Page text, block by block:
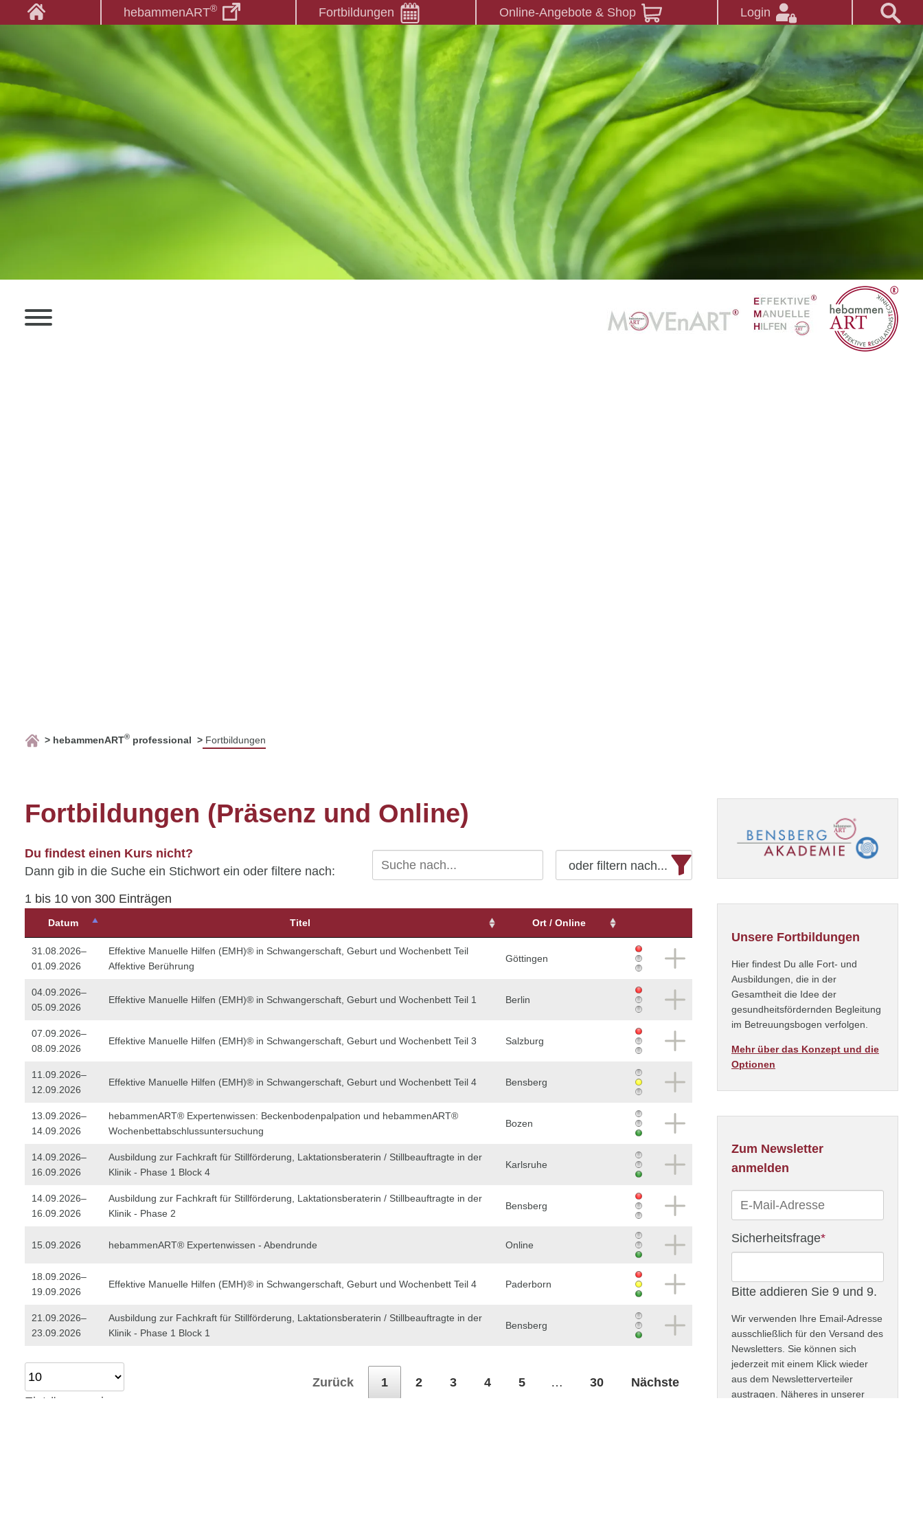
hebammenART® Fortbildungen Online-Angebote & Shop Login
hebammenART® professional Fortbildungen
Fortbildungen (Präsenz und Online)
Du findest einen Kurs nicht?
Dann gib in die Suche ein Stichwort ein oder filtere nach:
oder filtern nach...
1 bis 10 von 300 Einträgen
Datum Titel Ort / Online
31.08.2026–
01.09.2026
Effektive Manuelle Hilfen (EMH)® in Schwangerschaft, Geburt und Wochenbett Teil
Affektive Berührung
Göttingen
04.09.2026–
05.09.2026
Effektive Manuelle Hilfen (EMH)® in Schwangerschaft, Geburt und Wochenbett Teil 1 Berlin
07.09.2026–
08.09.2026
Effektive Manuelle Hilfen (EMH)® in Schwangerschaft, Geburt und Wochenbett Teil 3 Salzburg
11.09.2026–
12.09.2026
Effektive Manuelle Hilfen (EMH)® in Schwangerschaft, Geburt und Wochenbett Teil 4 Bensberg
13.09.2026–
14.09.2026
hebammenART® Expertenwissen: Beckenbodenpalpation und hebammenART®
Wochenbettabschlussuntersuchung
Bozen
14.09.2026–
16.09.2026
Ausbildung zur Fachkraft für Stillförderung, Laktationsberaterin / Stillbeauftragte in der
Klinik - Phase 1 Block 4
Karlsruhe
14.09.2026–
16.09.2026
Ausbildung zur Fachkraft für Stillförderung, Laktationsberaterin / Stillbeauftragte in der
Klinik - Phase 2
Bensberg
15.09.2026 hebammenART® Expertenwissen - Abendrunde Online
18.09.2026–
19.09.2026
Effektive Manuelle Hilfen (EMH)® in Schwangerschaft, Geburt und Wochenbett Teil 4 Paderborn
21.09.2026–
23.09.2026
Ausbildung zur Fachkraft für Stillförderung, Laktationsberaterin / Stillbeauftragte in der
Klinik - Phase 1 Block 1
Bensberg
Einträge anzeigen
Zurück 1 2 3 4 5 … 30 Nächste
Unsere Fortbildungen
Hier findest Du alle Fort- und
Ausbildungen, die in der
Gesamtheit die Idee der
gesundheitsfördernden Begleitung
im Betreuungsbogen verfolgen.
Mehr über das Konzept und die
Optionen
Zum Newsletter
anmelden
E-
Mail-
Adresse
Pflichtfeld
Sicherheitsfrage*
Bitte addieren Sie 9 und 9.
Wir verwenden Ihre Email-Adresse
ausschließlich für den Versand des
Newsletters. Sie können sich
jederzeit mit einem Klick wieder
aus dem Newsletterverteiler
austragen. Näheres in unserer